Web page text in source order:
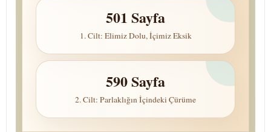
501 Sayfa
1. Cilt: Elimiz Dolu, İçimiz Eksik
590 Sayfa
2. Cilt: Parlaklığın İçindeki Çürüme